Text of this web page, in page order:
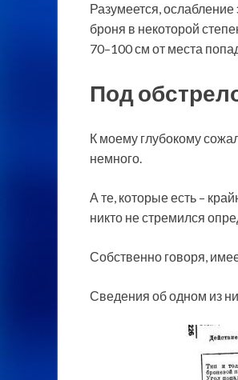
Разумеется,
броня в некоторой
70–100 см от места
Под
К моему глубокому
немного.
А те, которые есть –
никто не стремился
Собственно говоря,
Сведения об одном из